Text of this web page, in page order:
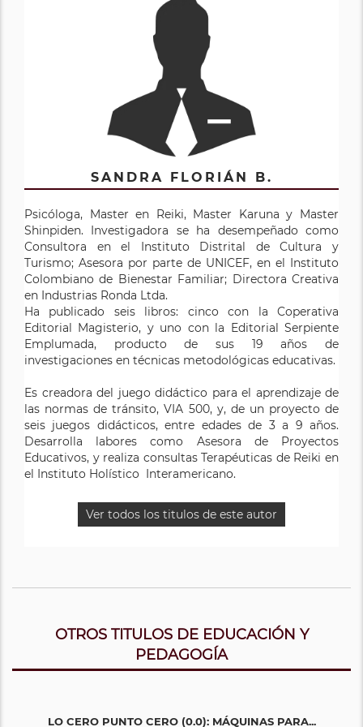
SANDRA FLORIÁN B.
Psicóloga, Master en Reiki, Master Karuna y Master
Shinpiden. Investigadora se ha desempeñado como
Consultora en el Instituto Distrital de Cultura y
Turismo; Asesora por parte de UNICEF, en el Instituto
Colombiano de Bienestar Familiar; Directora Creativa
en Industrias Ronda Ltda.
Ha publicado seis libros: cinco con la Coperativa
Editorial Magisterio, y uno con la Editorial Serpiente
Emplumada, producto de sus 19 años de
investigaciones en técnicas metodológicas educativas.
Es creadora del juego didáctico para el aprendizaje de
las normas de tránsito, VIA 500, y, de un proyecto de
seis juegos didácticos, entre edades de 3 a 9 años.
Desarrolla labores como Asesora de Proyectos
Educativos, y realiza consultas Terapéuticas de Reiki en
el Instituto Holístico Interamericano.
Ver todos los titulos de este autor
OTROS TITULOS DE EDUCACIÓN Y
PEDAGOGÍA
LO CERO PUNTO CERO (0.0): MÁQUINAS PARA...